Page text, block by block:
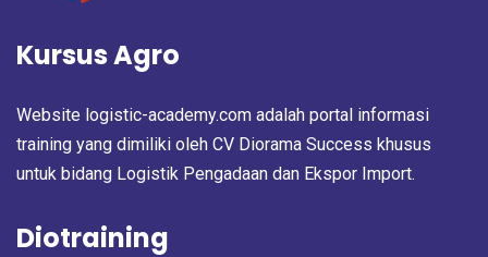
Kursus Agro
Website logistic-academy.com adalah portal informasi
training yang dimiliki oleh CV Diorama Success khusus
untuk bidang Logistik Pengadaan dan Ekspor Import.
Diotraining